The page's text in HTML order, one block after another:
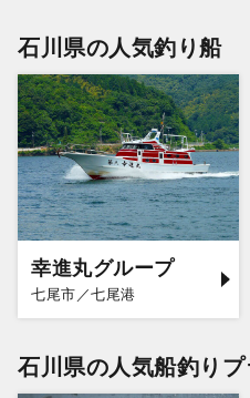
石川県の人気釣り船
幸進丸グループ
七尾市／七尾港
石川県の人気船釣りプ